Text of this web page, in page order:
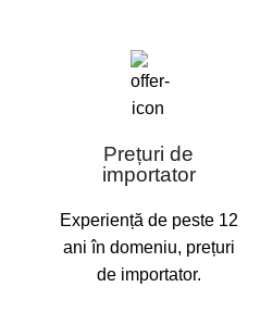
Prețuri de
importator
Experiență de peste 12
ani în domeniu, prețuri
de importator.